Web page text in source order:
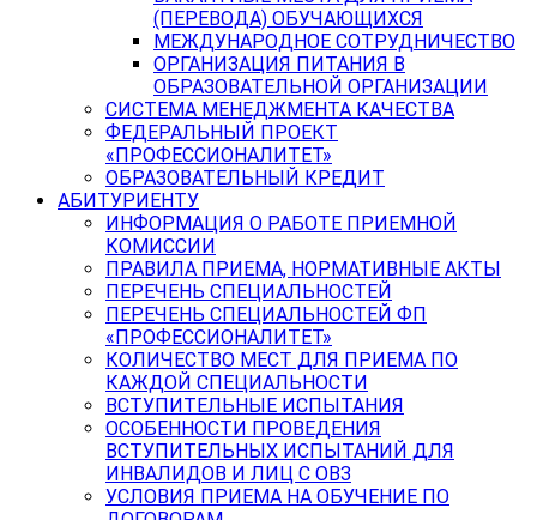
(ПЕРЕВОДА) ОБУЧАЮЩИХСЯ
МЕЖДУНАРОДНОЕ СОТРУДНИЧЕСТВО
ОРГАНИЗАЦИЯ ПИТАНИЯ В
ОБРАЗОВАТЕЛЬНОЙ ОРГАНИЗАЦИИ
СИСТЕМА МЕНЕДЖМЕНТА КАЧЕСТВА
ФЕДЕРАЛЬНЫЙ ПРОЕКТ
«ПРОФЕССИОНАЛИТЕТ»
ОБРАЗОВАТЕЛЬНЫЙ КРЕДИТ
АБИТУРИЕНТУ
ИНФОРМАЦИЯ О РАБОТЕ ПРИЕМНОЙ
КОМИССИИ
ПРАВИЛА ПРИЕМА, НОРМАТИВНЫЕ АКТЫ
ПЕРЕЧЕНЬ СПЕЦИАЛЬНОСТЕЙ
ПЕРЕЧЕНЬ СПЕЦИАЛЬНОСТЕЙ ФП
«ПРОФЕССИОНАЛИТЕТ»
КОЛИЧЕСТВО МЕСТ ДЛЯ ПРИЕМА ПО
КАЖДОЙ СПЕЦИАЛЬНОСТИ
ВСТУПИТЕЛЬНЫЕ ИСПЫТАНИЯ
ОСОБЕННОСТИ ПРОВЕДЕНИЯ
ВСТУПИТЕЛЬНЫХ ИСПЫТАНИЙ ДЛЯ
ИНВАЛИДОВ И ЛИЦ С ОВЗ
УСЛОВИЯ ПРИЕМА НА ОБУЧЕНИЕ ПО